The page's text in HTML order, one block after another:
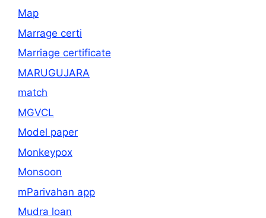
Map
Marrage certi
Marriage certificate
MARUGUJARA
match
MGVCL
Model paper
Monkeypox
Monsoon
mParivahan app
Mudra loan